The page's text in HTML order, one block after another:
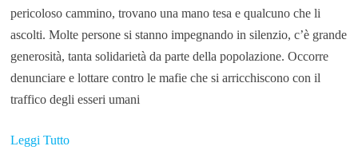
pericoloso cammino, trovano una mano tesa e qualcuno che li
ascolti. Molte persone si stanno impegnando in silenzio, c’è grande
generosità, tanta solidarietà da parte della popolazione. Occorre
denunciare e lottare contro le mafie che si arricchiscono con il
traffico degli esseri umani
Leggi Tutto